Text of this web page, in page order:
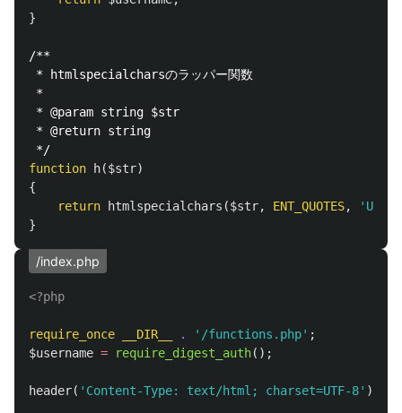
}
/**
* htmlspecialcharsのラッパー関数
*
* @param string $str
* @return string
*/
function
h($str)
{
return
htmlspecialchars ($str, ENT_QUOTES,
'UTF-
}
/index.php
<?php
require_once __DIR__ . '/functions.php' ;
$username = require_digest_auth();
header( 'Content-Type: text/html; charset=UTF-8' );